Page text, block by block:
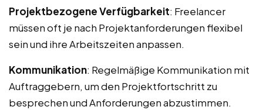
Projektbezogene Verfügbarkeit: Freelancer
müssen oft je nach Projektanforderungen flexibel
sein und ihre Arbeitszeiten anpassen.
Kommunikation: Regelmäßige Kommunikation mit
Auftraggebern, um den Projektfortschritt zu
besprechen und Anforderungen abzustimmen.